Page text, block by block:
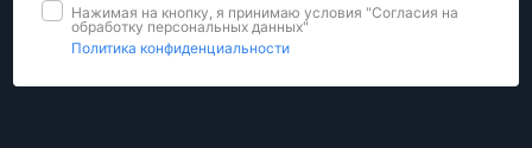
Нажимая на кнопку, я принимаю условия "Cогласия на
обработку персональных данных"
Политика конфиденциальности